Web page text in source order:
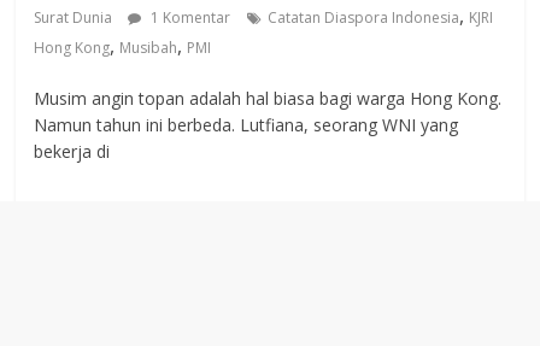
Surat Dunia
1 Komentar Catatan Diaspora Indonesia, KJRI
Hong Kong, Musibah, PMI
Musim angin topan adalah hal biasa bagi warga Hong Kong.
Namun tahun ini berbeda. Lutfiana, seorang WNI yang
bekerja di